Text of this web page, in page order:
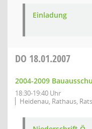
Einladung
DO 18.01.2007
2004-2009
18:30-19:40 Uhr
Heidenau, Rathaus,